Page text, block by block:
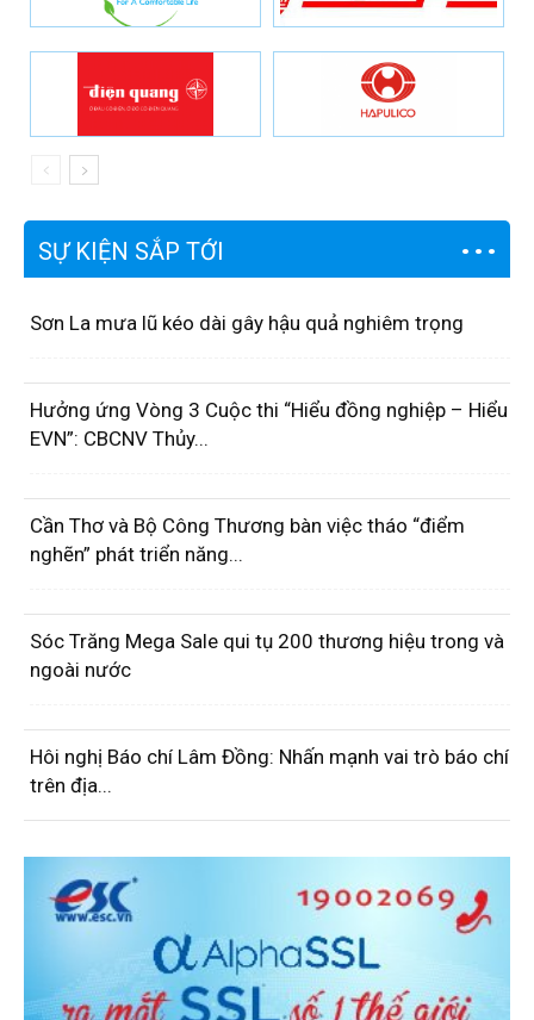
SỰ KIỆN SẮP TỚI
Sơn La mưa lũ kéo dài gây hậu quả nghiêm trọng
Hưởng ứng Vòng 3 Cuộc thi “Hiểu đồng nghiệp – Hiểu
EVN”: CBCNV Thủy...
Cần Thơ và Bộ Công Thương bàn việc tháo “điểm
nghẽn” phát triển năng...
Sóc Trăng Mega Sale qui tụ 200 thương hiệu trong và
ngoài nước
Hôi nghị Báo chí Lâm Đồng: Nhấn mạnh vai trò báo chí
trên địa...